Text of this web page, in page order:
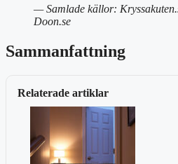
— Samlade källor:
Doon.se
Sammanfattning
Relaterade artiklar